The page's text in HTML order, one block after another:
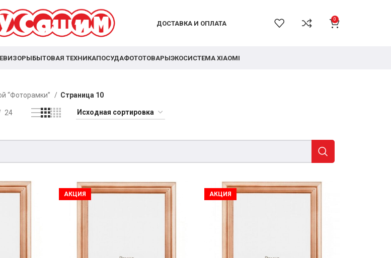
ДОСТАВКА И ОПЛАТА
0
БЫТОВАЯ ТЕХНИКАПОСУДАФОТОТОВАРЫЭКОСИСТЕМА XIAOMI
“Фоторамки” Страница 10
24
АКЦИЯ АКЦИЯ